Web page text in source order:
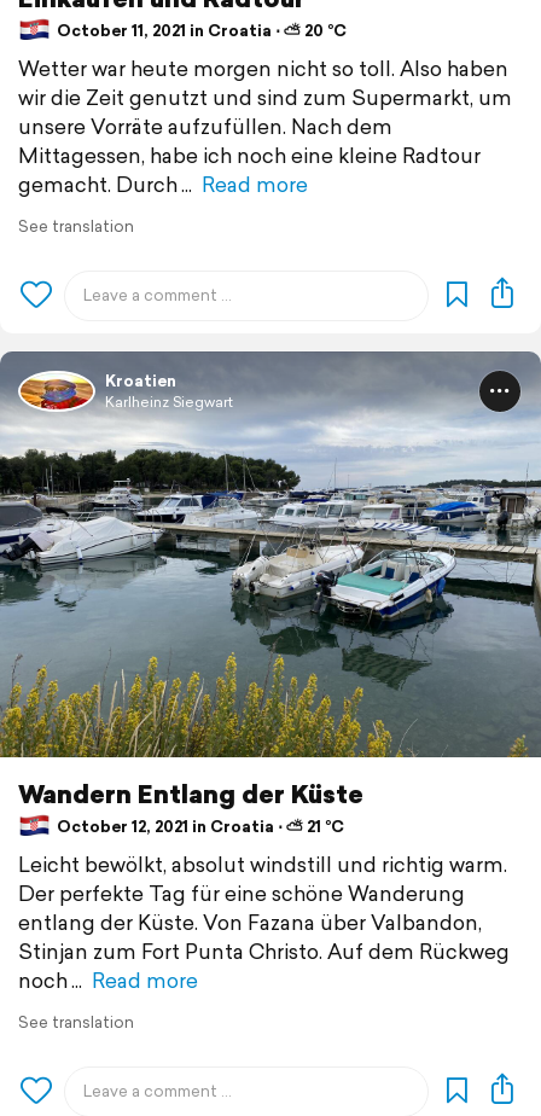
October 11, 2021 in Croatia ⋅ ⛅ 20 °C
Wetter war heute morgen nicht so toll. Also haben
wir die Zeit genutzt und sind zum Supermarkt, um
unsere Vorräte aufzufüllen. Nach dem
Mittagessen, habe ich noch eine kleine Radtour
gemacht. Durch
Read more
See translation
Kroatien
Karlheinz Siegwart
Wandern Entlang der Küste
October 12, 2021 in Croatia ⋅ ⛅ 21 °C
Leicht bewölkt, absolut windstill und richtig warm.
Der perfekte Tag für eine schöne Wanderung
entlang der Küste. Von Fazana über Valbandon,
Stinjan zum Fort Punta Christo. Auf dem Rückweg
noch
Read more
See translation